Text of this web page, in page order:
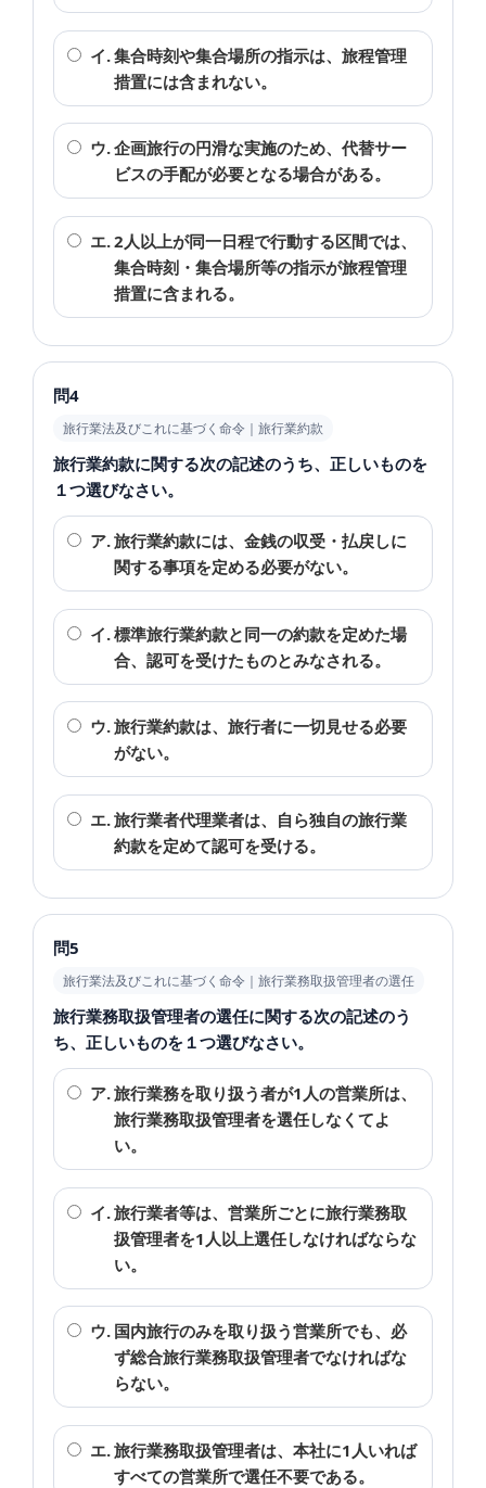
イ.集合時刻や集合場所の指示は、旅程管理
措置には含まれない。
ウ.企画旅行の円滑な実施のため、代替サー
ビスの手配が必要となる場合がある。
エ.2人以上が同一日程で行動する区間では、
集合時刻・集合場所等の指示が旅程管理
措置に含まれる。
問4
旅行業法及びこれに基づく命令｜旅行業約款
旅行業約款に関する次の記述のうち、正しいものを
１つ選びなさい。
ア.旅行業約款には、金銭の収受・払戻しに
関する事項を定める必要がない。
イ.標準旅行業約款と同一の約款を定めた場
合、認可を受けたものとみなされる。
ウ.旅行業約款は、旅行者に一切見せる必要
がない。
エ.旅行業者代理業者は、自ら独自の旅行業
約款を定めて認可を受ける。
問5
旅行業法及びこれに基づく命令｜旅行業務取扱管理者の選任
旅行業務取扱管理者の選任に関する次の記述のう
ち、正しいものを１つ選びなさい。
ア.旅行業務を取り扱う者が1人の営業所は、
旅行業務取扱管理者を選任しなくてよ
い。
イ.旅行業者等は、営業所ごとに旅行業務取
扱管理者を1人以上選任しなければならな
い。
ウ. 国内旅行のみを取り扱う営業所でも、必
ず総合旅行業務取扱管理者でなければな
らない。
エ.旅行業務取扱管理者は、本社に1人いれば
すべての営業所で選任不要である。